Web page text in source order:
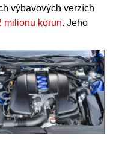
výbavových verzích
milionu korun. Jeho